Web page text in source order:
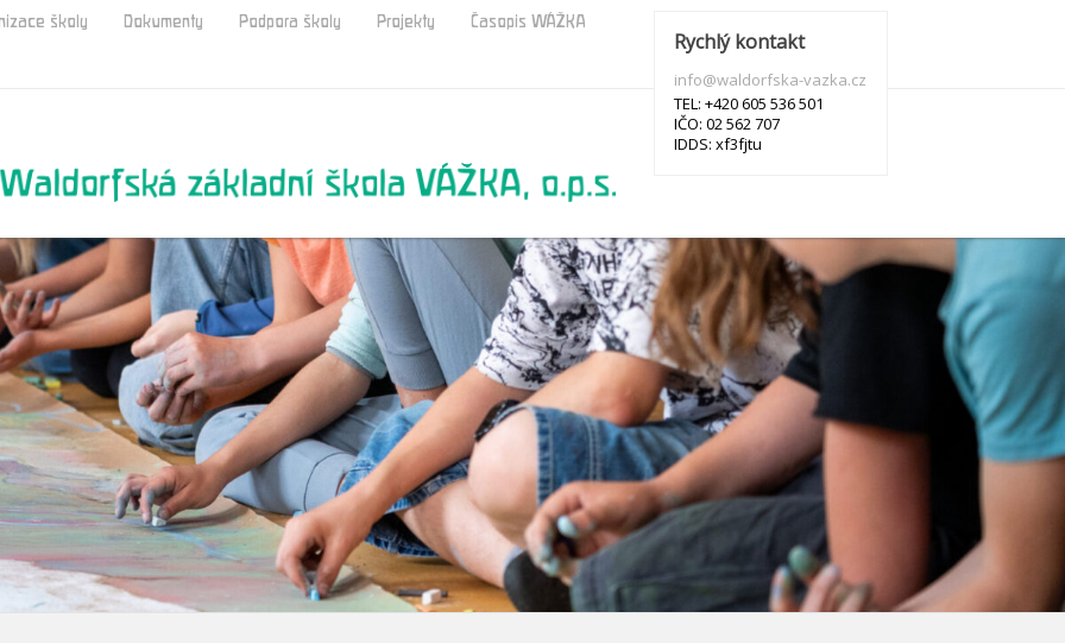
školy Dokumenty Podpora školy Projekty Časopis WÁŽKA
Rychlý kontakt
info@waldorfska-vazka.cz
TEL: +420 605 536 501
IČO: 02 562 707
IDDS: xf3fjtu